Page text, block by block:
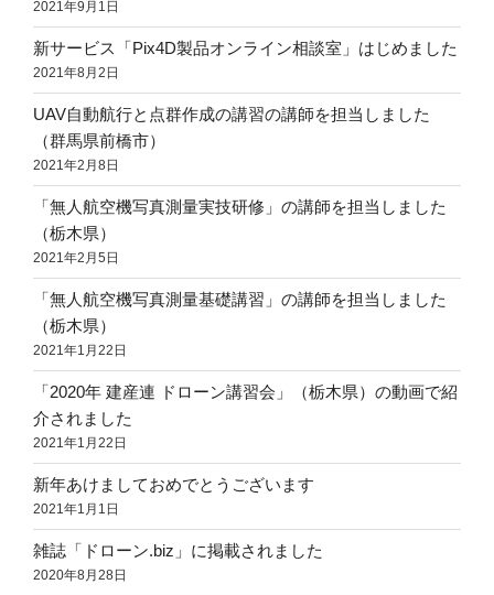
2021年9月1日
新サービス「Pix4D製品オンライン相談室」はじめました
2021年8月2日
UAV自動航行と点群作成の講習の講師を担当しました
（群馬県前橋市）
2021年2月8日
「無人航空機写真測量実技研修」の講師を担当しました
（栃木県）
2021年2月5日
「無人航空機写真測量基礎講習」の講師を担当しました
（栃木県）
2021年1月22日
「2020年 建産連 ドローン講習会」（栃木県）の動画で紹
介されました
2021年1月22日
新年あけましておめでとうございます
2021年1月1日
雑誌「ドローン.biz」に掲載されました
2020年8月28日